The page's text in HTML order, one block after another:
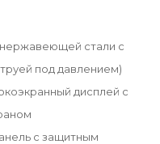
стали с
под давлением)
дисплей с
с защитным